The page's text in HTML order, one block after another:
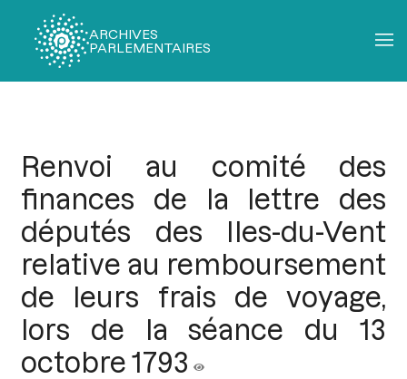
ARCHIVES
PARLEMENTAIRES
Renvoi au comité des
finances de la lettre des
députés des Iles-du-Vent
relative au remboursement
de leurs frais de voyage,
lors de la séance du 13
octobre 1793